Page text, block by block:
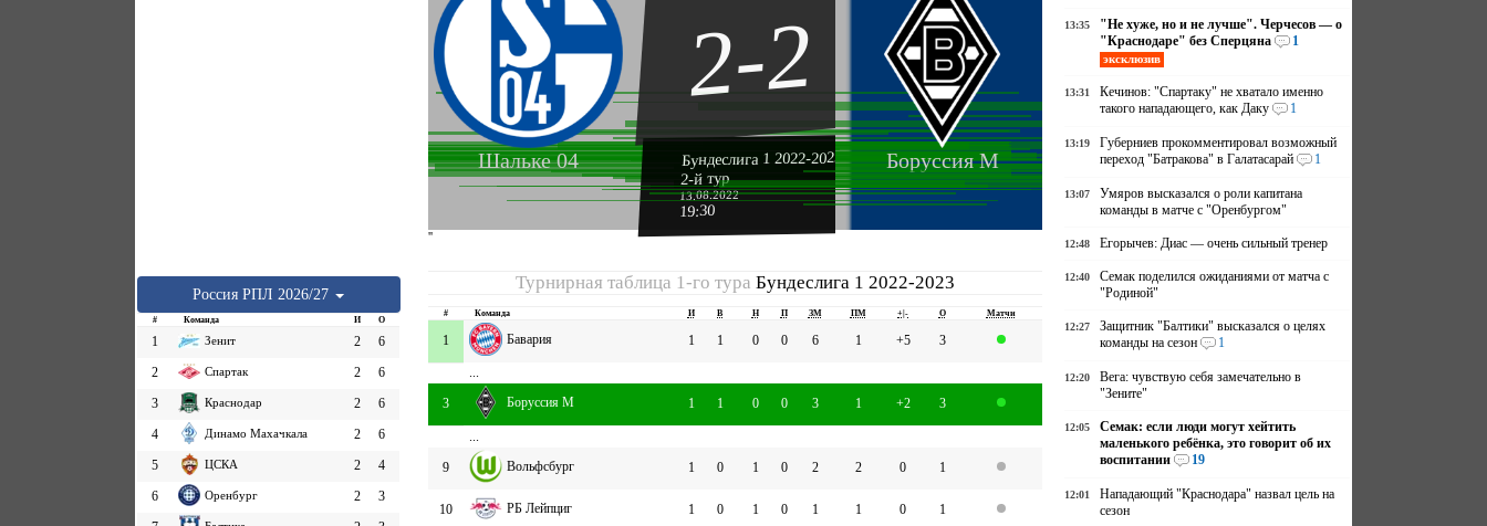
Россия РПЛ 2026/27
# Команда И О
1 Зенит 2
6
2
Спартак 2
6
3
Краснодар 2
6
4
Динамо Махачкала 2
6
5
ЦСКА 2
4
6
Оренбург 2
3
Шальке 04 Боруссия М
2-2
Бундеслига 1 2022-2023
2-й тур
13.08.2022
19:30
''
Турнирная таблица 1-го тураБундеслига 1 2022-2023
# Команда И В Н П ЗМ ПМ +|- О Матчи
1 Бавария 1 1 0 0 6 1 +5 3
...
3
Боруссия М 1 1 0 0 3 1 +2 3
...
9
Вольфсбург 1 0 1 0 2 2 0 1
10 РБ Лейпциг 1 0 1 0 1 1 0 1
13:35
"Не хуже, но и не лучше". Черчесов — о
"Краснодаре" без Сперцяна
1
эксклюзив
13:31
Кечинов: "Спартаку" не хватало именно
такого нападающего, как Даку
1
13:19
Губерниев прокомментировал возможный
переход "Батракова" в Галатасарай
1
13:07
Умяров высказался о роли капитана
команды в матче с "Оренбургом"
12:48 Егорычев: Диас — очень сильный тренер
12:40
Семак поделился ожиданиями от матча с
"Родиной"
12:27
Защитник "Балтики" высказался о целях
команды на сезон
1
12:20
Вега: чувствую себя замечательно в
"Зените"
12:05
Семак: если люди могут хейтить
маленького ребёнка, это говорит об их
воспитании
19
12:01
Нападающий "Краснодара" назвал цель на
сезон